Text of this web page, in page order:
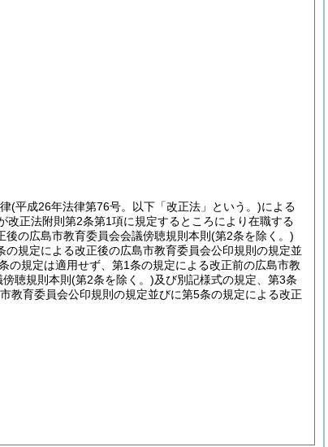
(平成26年法律第76号。以下「改正法」という。)による
改正法附則第2条第1項に規定するところにより在職する
の広島市教育委員会会議傍聴規則本則 (第2条を除く。)
規定による改正後の広島市教育委員会公印規則の規定並
規定は適用せず、第1条の規定による改正前の広島市教
聴規則本則 (第2条を除く。)及び別記様式の規定、第3条
教育委員会公印規則の規定並びに第5条の規定による改正